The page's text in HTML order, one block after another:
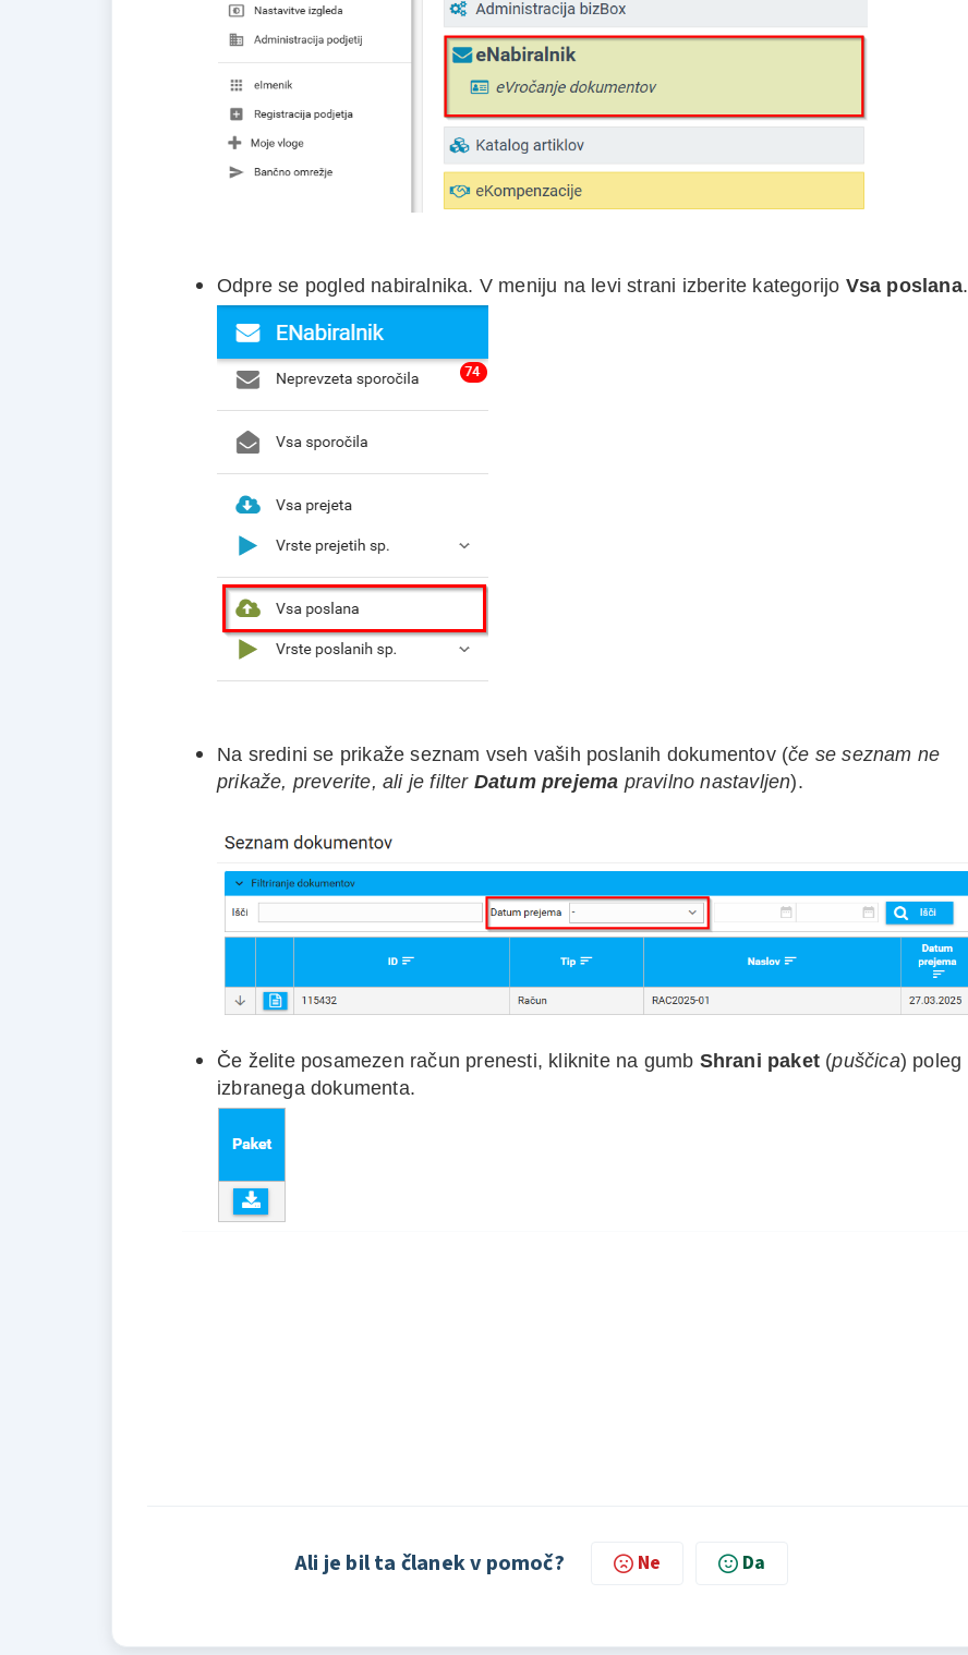
Odpre se pogled nabiralnika. V meniju na levi strani izberite kategorijo Vsa poslana.
Na sredini se prikaže seznam vseh vaših poslanih dokumentov (če se seznam ne
prikaže, preverite, ali je filter Datum prejema pravilno nastavljen).
Če želite posamezen račun prenesti, kliknite na gumb Shrani paket (puščica) poleg
izbranega dokumenta.
Ali je bil ta članek v pomoč? Ne Da